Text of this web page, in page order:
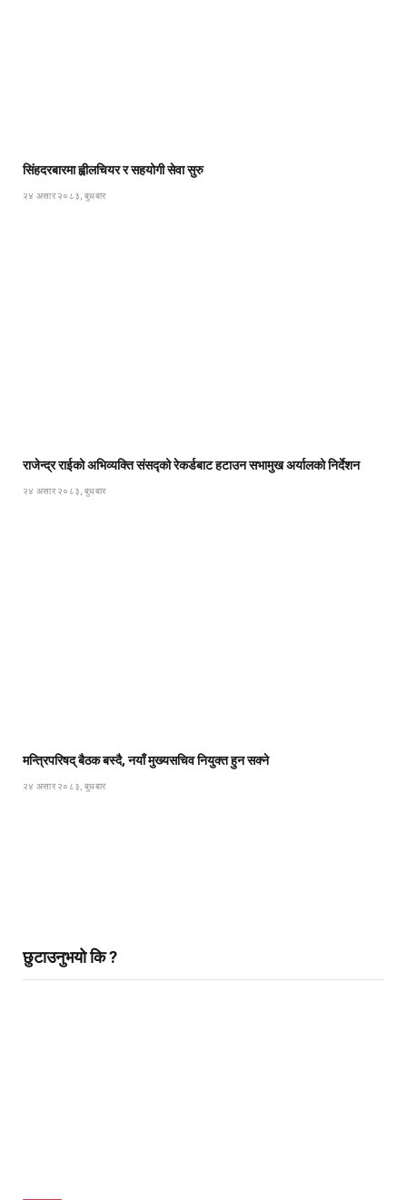
सिंहदरबारमा ह्वीलचियर र सहयोगी सेवा सुरु
२४ असार २०८३, बुधबार
राजेन्द्र राईको अभिव्यक्ति संसद्को रेकर्डबाट हटाउन सभामुख अर्यालको निर्देशन
२४ असार २०८३, बुधबार
मन्त्रिपरिषद् बैठक बस्दै, नयाँ मुख्यसचिव नियुक्त हुन सक्ने
२४ असार २०८३, बुधबार
छुटाउनुभयो कि ?